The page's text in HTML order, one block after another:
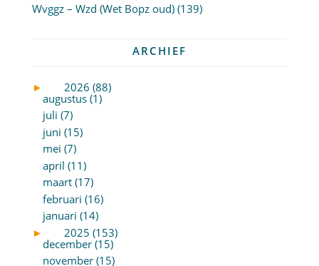
Wvggz – Wzd (Wet Bopz oud)(139)
ARCHIEF
►
2026 (88)
augustus (1)
juli (7)
juni (15)
mei (7)
april (11)
maart (17)
februari (16)
januari (14)
►
2025 (153)
december (15)
november (15)